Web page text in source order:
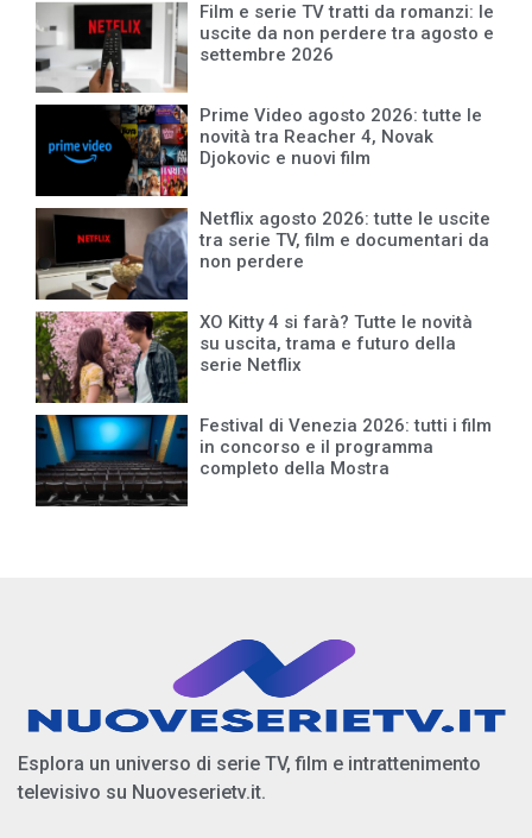
Film e serie TV tratti da romanzi: le
uscite da non perdere tra agosto e
settembre 2026
Prime Video agosto 2026: tutte le
novità tra Reacher 4, Novak
Djokovic e nuovi film
Netflix agosto 2026: tutte le uscite
tra serie TV, film e documentari da
non perdere
XO Kitty 4 si farà? Tutte le novità
su uscita, trama e futuro della
serie Netflix
Festival di Venezia 2026: tutti i film
in concorso e il programma
completo della Mostra
Esplora un universo di serie TV, film e intrattenimento
televisivo su Nuoveserietv.it.